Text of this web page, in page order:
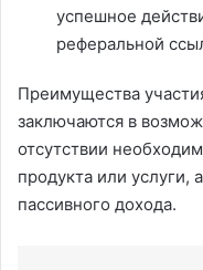
успешное
реферальной
Преимущества
заключаются в
отсутствии
продукта или услуги,
пассивного дохода.